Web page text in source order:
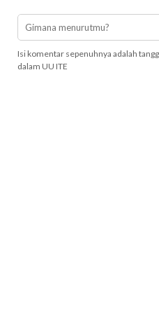
Isi komentar sepenuhnya adalah
dalam UU ITE